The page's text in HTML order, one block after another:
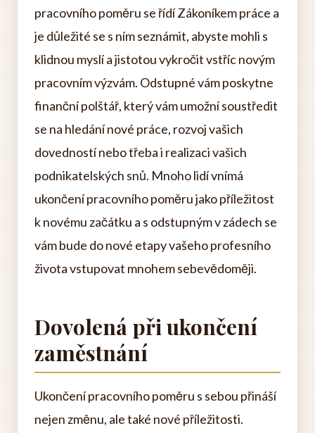
pracovního poměru se řídí Zákoníkem práce a
je důležité se s ním seznámit, abyste mohli s
klidnou myslí a jistotou vykročit vstříc novým
pracovním výzvám. Odstupné vám poskytne
finanční polštář, který vám umožní soustředit
se na hledání nové práce, rozvoj vašich
dovedností nebo třeba i realizaci vašich
podnikatelských snů. Mnoho lidí vnímá
ukončení pracovního poměru jako příležitost
k novému začátku a s odstupným v zádech se
vám bude do nové etapy vašeho profesního
života vstupovat mnohem sebevědoměji.
Dovolená při ukončení
zaměstnání
Ukončení pracovního poměru s sebou přináší
nejen změnu, ale také nové příležitosti.